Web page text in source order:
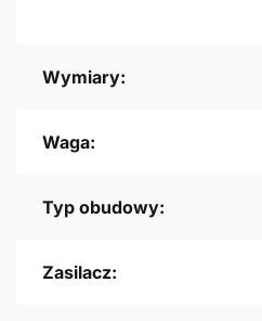
Wymiary:
Waga:
Typ obudowy:
Zasilacz: